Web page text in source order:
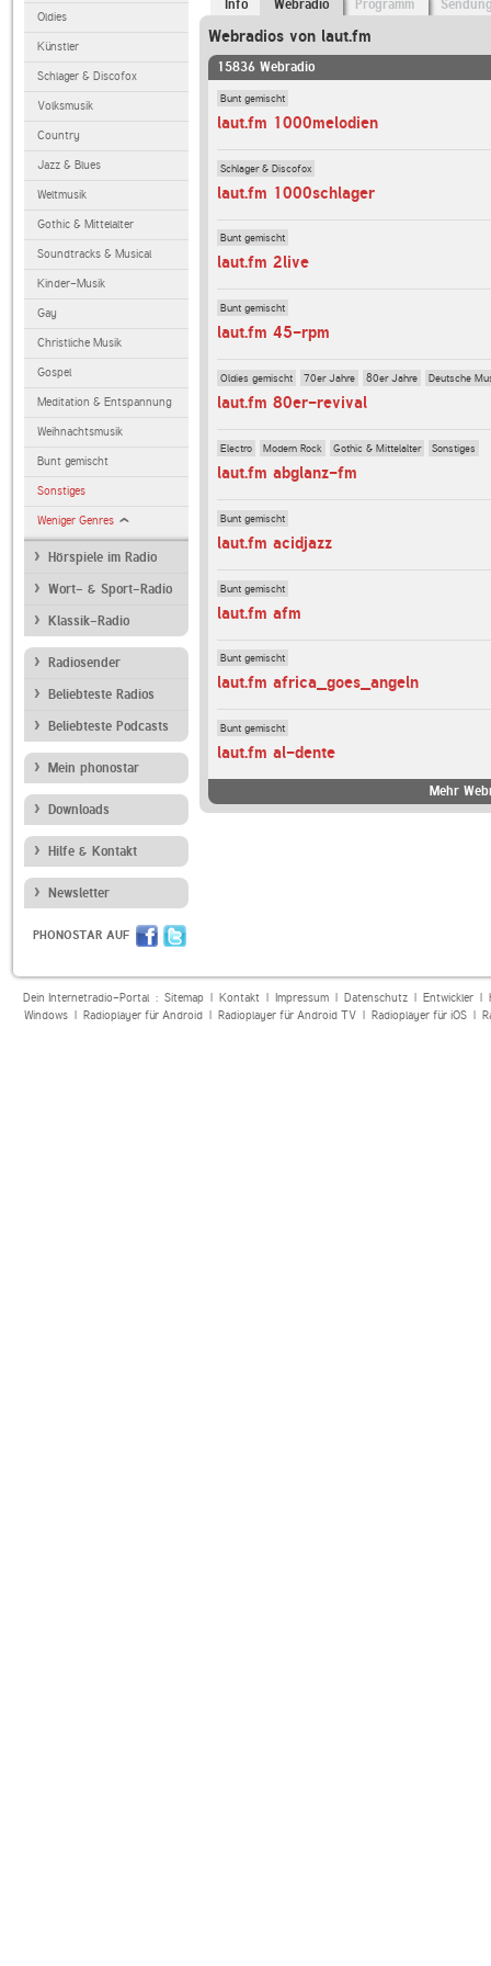
Oldies
Künstler
Schlager & Discofox
Volksmusik
Country
Jazz & Blues
Weltmusik
Gothic & Mittelalter
Soundtracks & Musical
Kinder-Musik
Gay
Christliche Musik
Gospel
Meditation & Entspannung
Weihnachtsmusik
Bunt gemischt
Sonstiges
Weniger Genres
Hörspiele im Radio
Wort- & Sport-Radio
Klassik-Radio
Radiosender
Beliebteste Radios
Beliebteste Podcasts
Mein phonostar
Downloads
Hilfe & Kontakt
Newsletter
PHONOSTAR AUF
Info Webradio Programm
Webradios von laut.fm
15836 Webradio
Bunt gemischt
laut.fm 1000melodien
Schlager & Discofox
laut.fm 1000schlager
Bunt gemischt
laut.fm 2live
Bunt gemischt
laut.fm 45-rpm
Oldies gemischt 70er Jahre 80er Jahre Deutsche
laut.fm 80er-revival
Electro Modern Rock Gothic & Mittelalter Sonstiges
laut.fm abglanz-fm
Bunt gemischt
laut.fm acidjazz
Bunt gemischt
laut.fm afm
Bunt gemischt
laut.fm africa_goes_angeln
Bunt gemischt
laut.fm al-dente
Mehr
Dein Internetradio-Portal : Sitemap| Kontakt| Impressum| Datenschutz| Entwickler|
Windows| Radioplayer für Android| Radioplayer für Android TV| Radioplayer für iOS|